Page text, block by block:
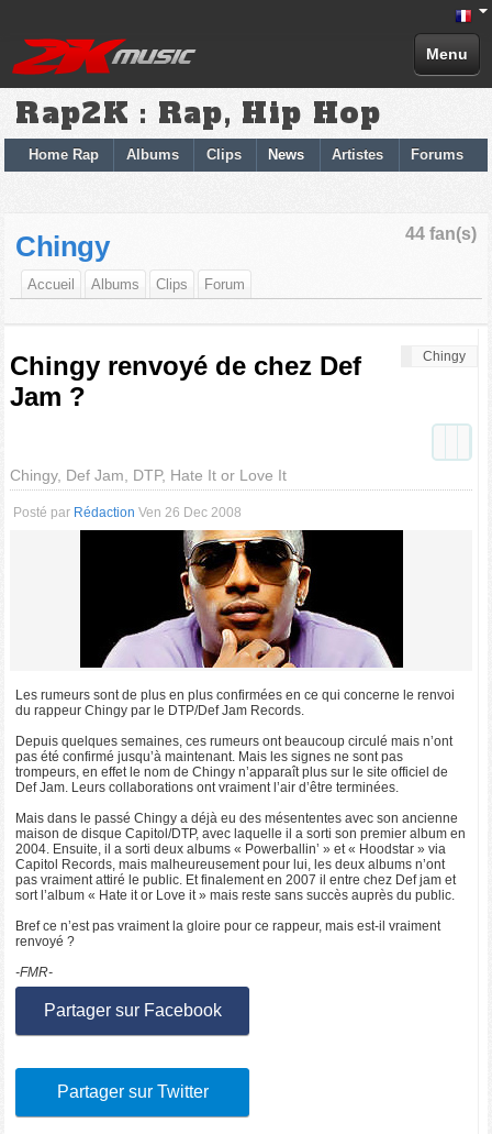
Menu
Rap2K : Rap, Hip Hop
Home Rap Albums Clips News Artistes Forums
44 fan(s)
Chingy
Accueil Albums Clips Forum
Chingy
Chingy renvoyé de chez Def
Jam ?
Chingy, Def Jam, DTP, Hate It or Love It
Posté par Rédaction Ven 26 Dec 2008
Les rumeurs sont de plus en plus confirmées en ce qui concerne le renvoi
du rappeur Chingy par le DTP/Def Jam Records.
Depuis quelques semaines, ces rumeurs ont beaucoup circulé mais n’ont
pas été confirmé jusqu’à maintenant. Mais les signes ne sont pas
trompeurs, en effet le nom de Chingy n’apparaît plus sur le site officiel de
Def Jam. Leurs collaborations ont vraiment l’air d’être terminées.
Mais dans le passé Chingy a déjà eu des mésententes avec son ancienne
maison de disque Capitol/DTP, avec laquelle il a sorti son premier album en
2004. Ensuite, il a sorti deux albums « Powerballin’ » et « Hoodstar » via
Capitol Records, mais malheureusement pour lui, les deux albums n’ont
pas vraiment attiré le public. Et finalement en 2007 il entre chez Def jam et
sort l’album « Hate it or Love it » mais reste sans succès auprès du public.
Bref ce n’est pas vraiment la gloire pour ce rappeur, mais est-il vraiment
renvoyé ?
-FMR-
Partager sur Facebook
Partager sur Twitter